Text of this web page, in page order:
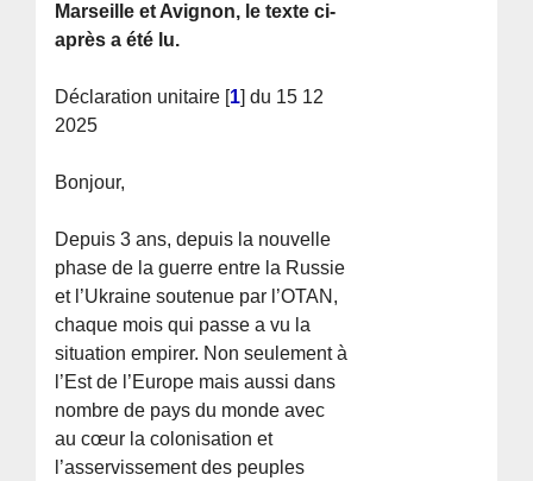
Marseille et Avignon, le texte ci-
après a été lu.
Déclaration unitaire [1] du 15 12
2025
Bonjour,
Depuis 3 ans, depuis la nouvelle
phase de la guerre entre la Russie
et l’Ukraine soutenue par l’OTAN,
chaque mois qui passe a vu la
situation empirer. Non seulement à
l’Est de l’Europe mais aussi dans
nombre de pays du monde avec
au cœur la colonisation et
l’asservissement des peuples